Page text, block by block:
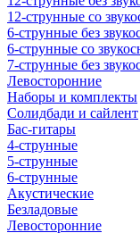
12-струнные со
6-струнные без
6-струнные со
7-струнные без
Левосторонние
Наборы и комплекты
Солидбади и сайлент
Бас-гитары
4-струнные
5-струнные
6-струнные
Акустические
Безладовые
Левосторонние